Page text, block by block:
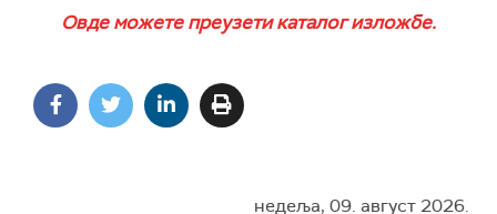
Овде можете преузети каталог изложбе.
недеља, 09. август 2026.